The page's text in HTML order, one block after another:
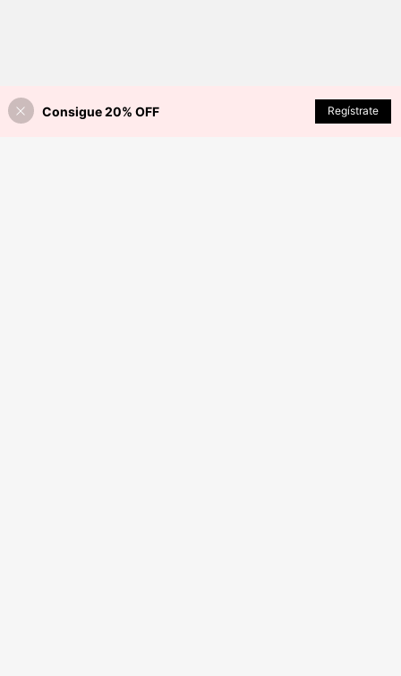
¡35% DE DESCUENTO! AÑADIR A LA BOLSA
Consigue 20% OFF Regístrate